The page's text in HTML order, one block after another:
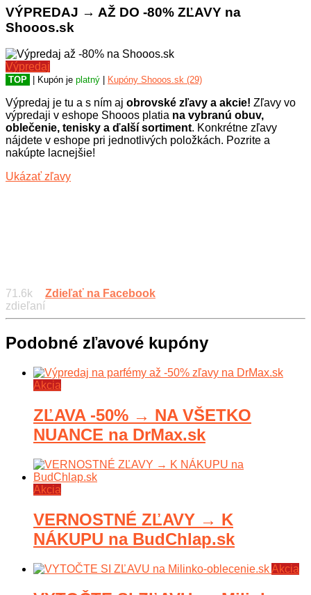
VÝPREDAJ → AŽ DO -80% ZĽAVY na
Shooos.sk
Výpredaj
TOP | Kupón je platný Kupóny Shooos.sk (29)
Výpredaj je tu a s ním aj obrovské zľavy a akcie! Zľavy vo
výpredaji v eshope Shooos platia na vybranú obuv,
oblečenie, tenisky a ďalší sortiment. Konkrétne zľavy
nájdete v eshope pri jednotlivých položkách. Pozrite a
nakúpte lacnejšie!
Ukázať zľavy
71.6k
zdieľaní
Zdieľať na Facebook
Podobné zľavové kupóny
Akcia
ZĽAVA -50% → NA VŠETKO
NUANCE na DrMax.sk
Akcia
VERNOSTNÉ ZĽAVY → K
NÁKUPU na BudChlap.sk
Akcia